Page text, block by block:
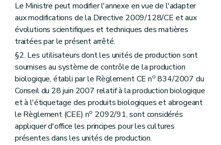
Le Ministre peut modifier l'annexe en vue de l'adapter
aux modifications de la Directive 2009/128/CE et aux
évolutions scientifiques et techniques des matières
traitées par le présent arrêté.
§2. Les utilisateurs dont les unités de production sont
soumises au système de contrôle de la production
biologique, établi par le Règlement CE no 834/2007 du
Conseil du 28 juin 2007 relatif à la production biologique
et à l'étiquetage des produits biologiques et abrogeant
le Règlement (CEE) no 2092/91, sont considérés
appliquer d'office les principes pour les cultures
présentes dans les unités de production.